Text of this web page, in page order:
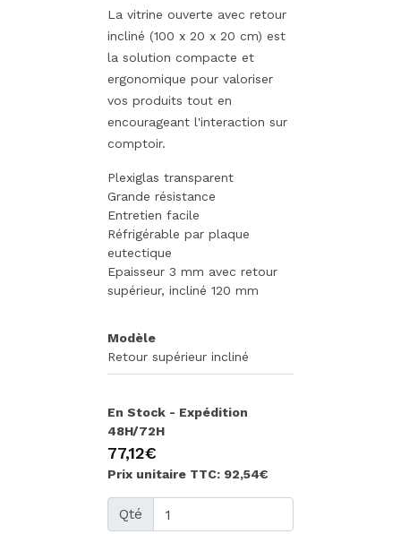
La vitrine ouverte avec retour
incliné (100 x 20 x 20 cm) est
la solution compacte et
ergonomique pour valoriser
vos produits tout en
encourageant l'interaction sur
comptoir.
Plexiglas transparent
Grande résistance
Entretien facile
Réfrigérable par plaque
eutectique
Epaisseur 3 mm avec retour
supérieur, incliné 120 mm
Modèle
Retour supérieur incliné
En Stock - Expédition
48H/72H
77,12€
Prix unitaire TTC: 92,54€
Qté